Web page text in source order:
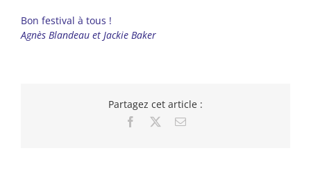
Bon festival à tous !
Agnès Blandeau et Jackie Baker
Partagez cet article :
Facebook Email